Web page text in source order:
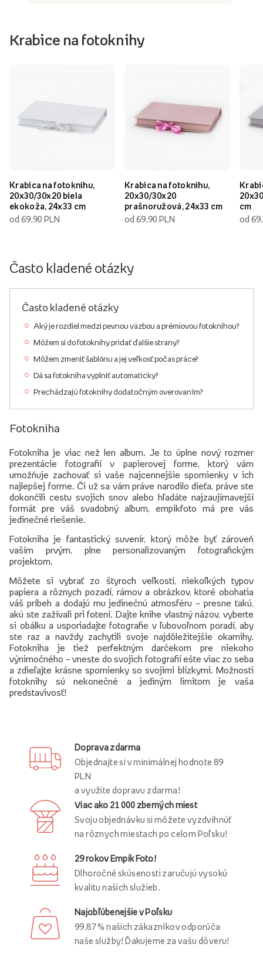
Krabice na fotoknihy
Krabica na fotoknihu,
20x30/30x20 biela
ekokoža, 24x33 cm
od 69,90 PLN
Krabica na fotoknihu,
20x30/30x20
prašnoružová, 24x33 cm
od 69,90 PLN
cm
od
Často kladené otázky
Často kladené otázky
Aký je rozdiel medzi pevnou väzbou a prémiovou fotoknihou?
Môžem si do fotoknihy pridať ďalšie strany?
Môžem zmeniť šablónu a jej veľkosť počas práce?
Dá sa fotokniha vyplniť automaticky?
Prechádzajú fotoknihy dodatočným overovaním?
Fotokniha
Fotokniha je viac než len album. Je to úplne nový rozmer
prezentácie fotografií v papierovej forme, ktorý vám
umožňuje zachovať si vaše najcennejšie spomienky v ich
najlepšej forme. Či už sa vám práve narodilo dieťa, práve ste
dokončili cestu svojich snov alebo hľadáte najzaujímavejší
formát pre váš svadobný album, empikfoto má pre vás
jedinečné riešenie.
Fotokniha je fantastický suvenír, ktorý môže byť zároveň
vaším prvým, plne personalizovaným fotografickým
projektom.
Môžete si vybrať zo štyroch veľkostí, niekoľkých typov
papiera a rôznych pozadí, rámov a obrázkov, ktoré obohatia
váš príbeh a dodajú mu jedinečnú atmosféru – presne takú,
akú ste zažívali pri fotení. Dajte knihe vlastný názov, vyberte
si obálku a usporiadajte fotografie v ľubovoľnom poradí, aby
ste raz a navždy zachytili svoje najdôležitejšie okamihy.
Fotokniha je tiež perfektným darčekom pre niekoho
výnimočného – vneste do svojich fotografií ešte viac zo seba
a zdieľajte krásne spomienky so svojimi blízkymi. Možnosti
fotoknihy sú nekonečné a jediným limitom je vaša
predstavivosť!
Doprava zdarma
Objednajte si v minimálnej hodnote 89
PLN
a využite dopravu zdarma!
Viac ako 21 000 zberných miest
Svoju objednávku si môžete vyzdvihnúť
na rôznych miestach po celom Poľsku!
29 rokov Empik Foto!
Dlhoročné skúsenosti zaručujú vysokú
kvalitu našich služieb.
Najobľúbenejšie v Poľsku
99,87 % našich zákazníkov odporúča
naše služby! Ďakujeme za vašu dôveru!